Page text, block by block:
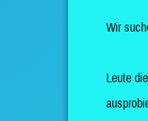
Wir
Leute